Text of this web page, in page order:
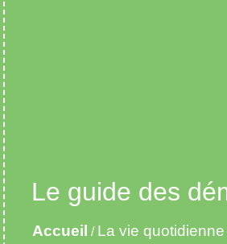
Le guide des
Accueil / La vie